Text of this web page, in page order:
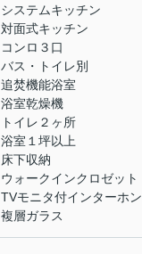
システムキッチン
対面式キッチン
コンロ３口
バス・トイレ別
追焚機能浴室
浴室乾燥機
トイレ２ヶ所
浴室１坪以上
床下収納
ウォークインクロゼット
TVモニタ付インターホン
複層ガラス